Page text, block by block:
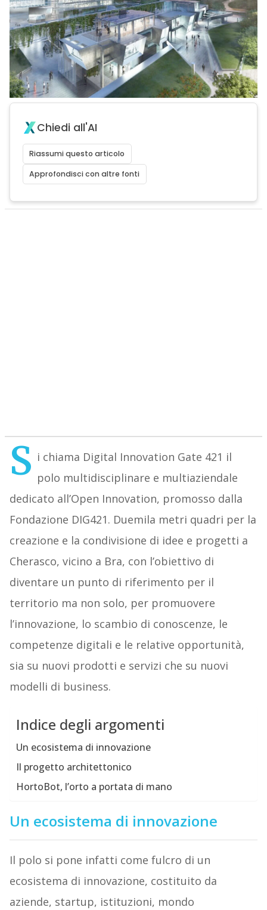
Chiedi all'AI
Riassumi questo articolo
Approfondisci con altre fonti
S i chiama Digital Innovation Gate 421 il
polo multidisciplinare e multiaziendale
dedicato all’Open Innovation, promosso dalla
Fondazione DIG421. Duemila metri quadri per la
creazione e la condivisione di idee e progetti a
Cherasco, vicino a Bra, con l’obiettivo di
diventare un punto di riferimento per il
territorio ma non solo, per promuovere
l’innovazione, lo scambio di conoscenze, le
competenze digitali e le relative opportunità,
sia su nuovi prodotti e servizi che su nuovi
modelli di business.
Indice degli argomenti
Un ecosistema di innovazione
Il progetto architettonico
HortoBot, l’orto a portata di mano
Un ecosistema di innovazione
Il polo si pone infatti come fulcro di un
ecosistema di innovazione, costituito da
aziende, startup, istituzioni, mondo